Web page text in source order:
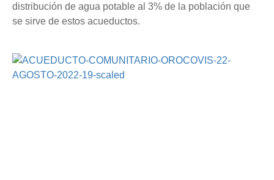
distribución de agua potable al 3% de la población que
se sirve de estos acueductos.